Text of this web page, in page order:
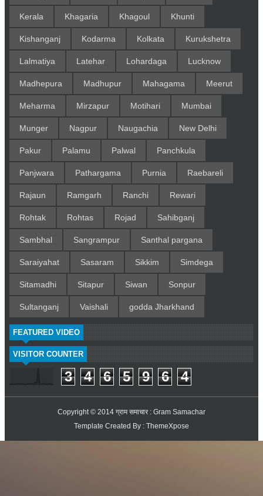
Kerala Khagaria Khagoul Khunti
Kishanganj Kodarma Kolkata Kurukshetra
Lalmatiya Latehar Lohardaga Lucknow
Madhepura Madhupur Mahagama Meerut
Meharma Mirzapur Motihari Mumbai
Munger Nagpur Naugachia New Delhi
Pakur Palamu Palwal Panchkula
Panjwara Pathargama Purnia Raebareli
Rajaun Ramgarh Ranchi Rewari
Rohtak Rohtas Rojad Sahibganj
Sambhal Sangrampur Santhal pargana
Saraiyahat Sasaram Sikkim Simdega
Sitamadhi Sitapur Siwan Sonpur
Sultanganj Vaishali godda Jharkhand
FEATURED VIDEO
VISITOR COUNTER
3 4 6 5 9 6 4
Copyright © 2014 ग्राम समाचार : Gram Samachar
Template Created By : ThemeXpose